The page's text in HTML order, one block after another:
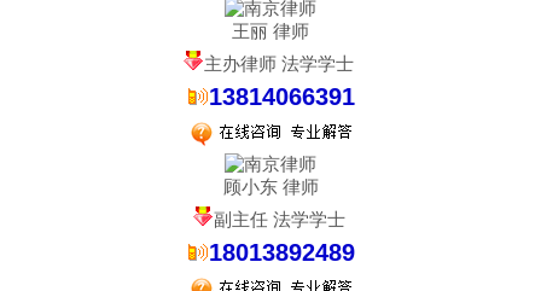
王丽 律师
主办律师 法学学士
13814066391
顾小东 律师
副主任 法学学士
18013892489